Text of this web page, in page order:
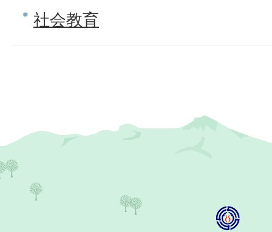
社会教育